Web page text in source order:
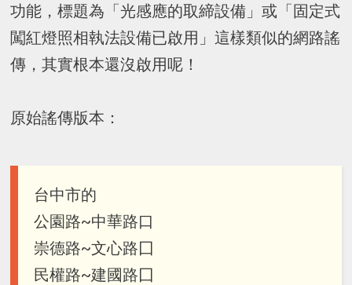
功能，標題為「光感應的取締設備」或「固定式
闖紅燈照相執法設備已啟用 」這樣類似的網路謠
傳，其實根本還沒啟用呢！
原始謠傳版本：
台中市的
公園路~中華路口
崇德路~文心路囗
民權路~建國路囗